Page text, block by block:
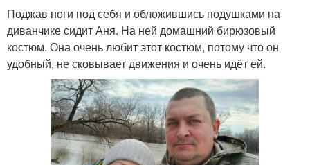
Поджав ноги под себя и обложившись подушками на
диванчике сидит Аня. На ней домашний бирюзовый
костюм. Она очень любит этот костюм, потому что он
удобный, не сковывает движения и очень идёт ей.